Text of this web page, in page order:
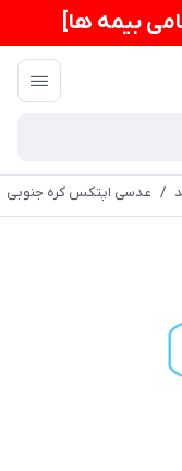
بیمه ها]
/ عدسی اپتکس کره جنوبی